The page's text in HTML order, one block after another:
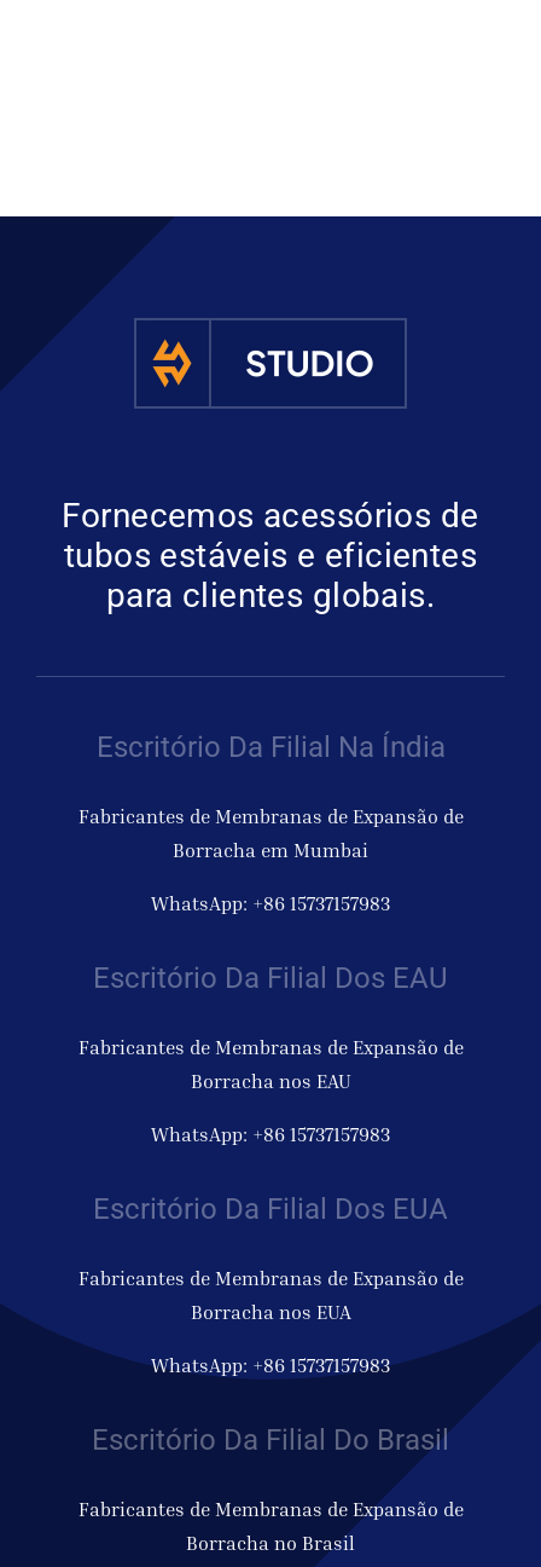
Fornecemos acessórios de
tubos estáveis e eficientes
para clientes globais.
Escritório Da Filial Na Índia
Fabricantes de Membranas de Expansão de
Borracha em Mumbai
WhatsApp: +86 15737157983
Escritório Da Filial Dos EAU
Fabricantes de Membranas de Expansão de
Borracha nos EAU
WhatsApp: +86 15737157983
Escritório Da Filial Dos EUA
Fabricantes de Membranas de Expansão de
Borracha nos EUA
WhatsApp: +86 15737157983
Escritório Da Filial Do Brasil
Fabricantes de Membranas de Expansão de
Borracha no Brasil